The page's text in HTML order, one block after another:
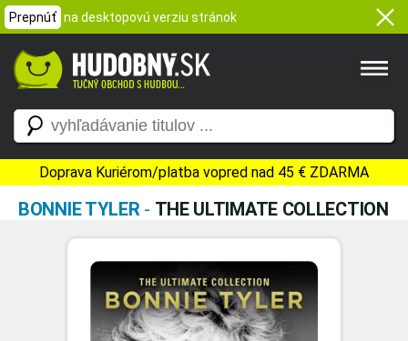
Prepnúť na desktopovú verziu stránok
Doprava Kuriérom/platba vopred nad 45 € ZDARMA
BONNIE TYLER- THE ULTIMATE COLLECTION